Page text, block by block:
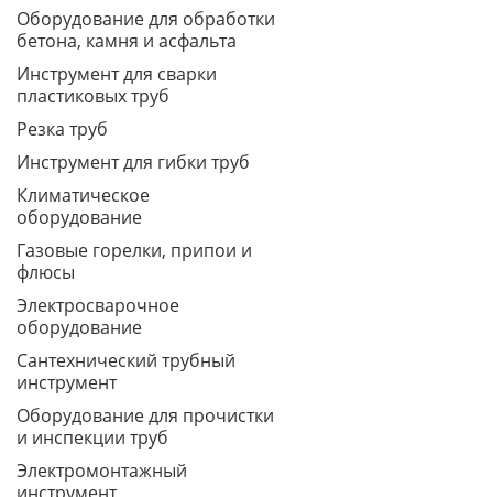
Оборудование для обработки
бетона, камня и асфальта
Инструмент для сварки
пластиковых труб
Резка труб
Инструмент для гибки труб
Климатическое
оборудование
Газовые горелки, припои и
флюсы
Электросварочное
оборудование
Сантехнический трубный
инструмент
Оборудование для прочистки
и инспекции труб
Электромонтажный